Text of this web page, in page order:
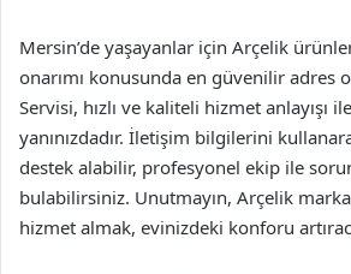
Mersin’de yaşayanlar için Arçelik
onarımı konusunda en güvenilir adres
Servisi, hızlı ve kaliteli hizmet anlayışı
yanınızdadır. İletişim bilgilerini
destek alabilir, profesyonel ekip ile
bulabilirsiniz. Unutmayın, Arçelik
hizmet almak, evinizdeki konforu